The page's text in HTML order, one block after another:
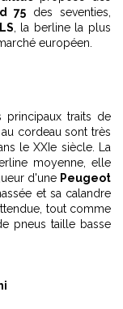
75 des seventies,
, la berline la plus
européen.
principaux traits de
cordeau sont très
le XXIe siècle. La
moyenne, elle
d'une Peugeot
et sa calandre
tout comme
pneus taille basse